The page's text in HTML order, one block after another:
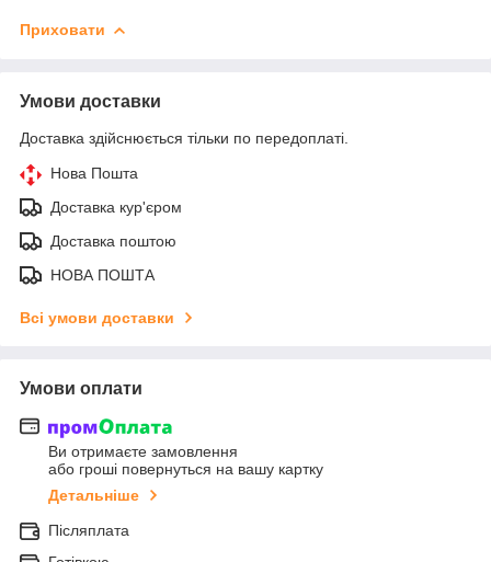
Приховати
Умови доставки
Доставка здійснюється тільки по передоплаті.
Нова Пошта
Доставка кур'єром
Доставка поштою
НОВА ПОШТА
Всі умови доставки
Умови оплати
Ви отримаєте замовлення
або гроші повернуться на вашу картку
Детальніше
Післяплата